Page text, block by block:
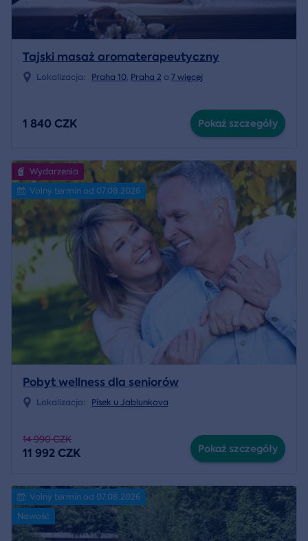
Tajski masaż aromaterapeutyczny
Lokalizacja: Praha 10, Praha 2 a 7 więcej
1 840 CZK Pokaż szczegóły
Wydarzenia
Volný termín od 07.08.2026
Pobyt wellness dla seniorów
Lokalizacja: Písek u Jablunkova
14 990 CZK
11 992 CZK Pokaż szczegóły
Volný termín od 07.08.2026
Nowość